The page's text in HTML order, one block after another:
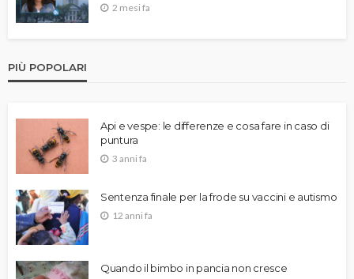
2 mesi fa
PIÙ POPOLARI
Api e vespe: le differenze e cosa fare in caso di
puntura
3 anni fa
Sentenza finale per la frode su vaccini e autismo
12 anni fa
Quando il bimbo in pancia non cresce